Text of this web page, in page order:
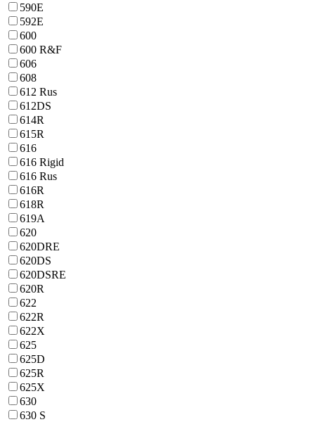
590E
592E
600
600 R&F
606
608
612 Rus
612DS
614R
615R
616
616 Rigid
616 Rus
616R
618R
619A
620
620DRE
620DS
620DSRE
620R
622
622R
622X
625
625D
625R
625X
630
630 S